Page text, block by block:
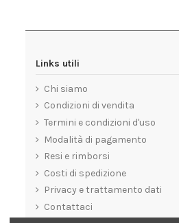
Links utili
Chi siamo
Condizioni di vendita
Termini e condizioni d'uso
Modalità di pagamento
Resi e rimborsi
Costi di spedizione
Privacy e trattamento dati
Contattaci